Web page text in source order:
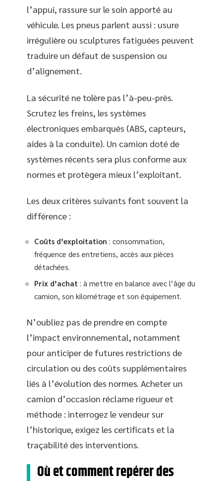
l’appui, rassure sur le soin apporté au
véhicule. Les pneus parlent aussi : usure
irrégulière ou sculptures fatiguées peuvent
traduire un défaut de suspension ou
d’alignement.
La sécurité ne tolère pas l’à-peu-près.
Scrutez les freins, les systèmes
électroniques embarqués (ABS, capteurs,
aides à la conduite). Un camion doté de
systèmes récents sera plus conforme aux
normes et protègera mieux l’exploitant.
Les deux critères suivants font souvent la
différence :
Coûts d’exploitation : consommation,
fréquence des entretiens, accès aux pièces
détachées.
Prix d’achat : à mettre en balance avec l’âge du
camion, son kilométrage et son équipement.
N’oubliez pas de prendre en compte
l’impact environnemental, notamment
pour anticiper de futures restrictions de
circulation ou des coûts supplémentaires
liés à l’évolution des normes. Acheter un
camion d’occasion réclame rigueur et
méthode : interrogez le vendeur sur
l’historique, exigez les certificats et la
traçabilité des interventions.
Où et comment repérer des